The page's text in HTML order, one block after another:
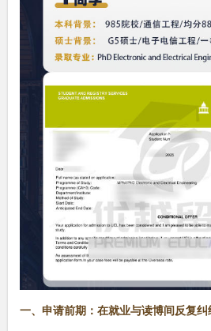
一、申请前期：在就业与读博间反复纠